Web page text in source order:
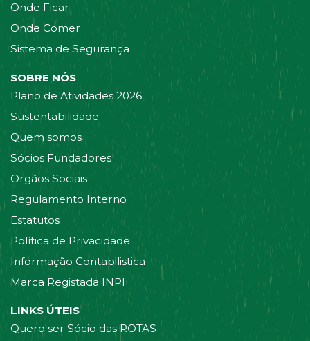
Onde Ficar
Onde Comer
Sistema de Segurança
SOBRE NÓS
Plano de Atividades 2026
Sustentabilidade
Quem somos
Sócios Fundadores
Orgãos Sociais
Regulamento Interno
Estatutos
Política de Privacidade
Informação Contabilistica
Marca Registada INPI
LINKS ÚTEIS
Quero ser Sócio das ROTAS